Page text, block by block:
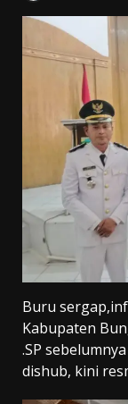
Buru
Kabupaten
.SP
dishub, kini